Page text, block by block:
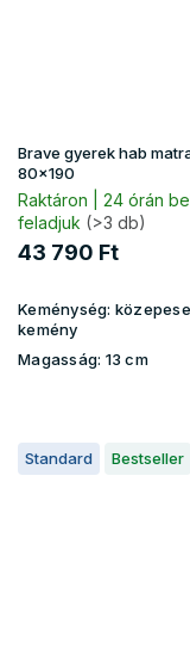
Brave gyerek hab
80x190
Raktáron | 24 órán
feladjuk (>3 db)
43 790 Ft
Keménység:
kemény
Magasság: 13 cm
Standard Bestseller